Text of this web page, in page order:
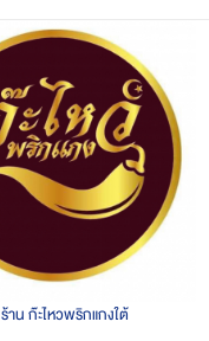
ร้าน ก๊ะไหวพริกแกงใต้